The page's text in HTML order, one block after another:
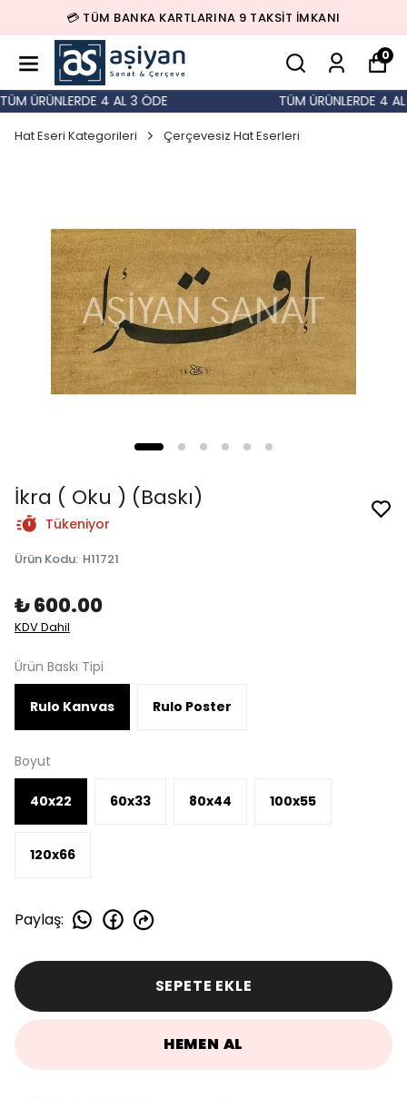
💳 TÜM BANKA KARTLARINA 9 TAKSİT İMKANI
0
ÜRÜNLERDE 4 AL 3 ÖDE TÜM ÜRÜNLERDE 4 AL
Hat Eseri Kategorileri Çerçevesiz Hat Eserleri
İkra ( Oku ) (Baskı)
Tükeniyor
Ürün Kodu: H11721
₺ 600.00
KDV Dahil
Ürün Baskı Tipi
Rulo Kanvas Rulo Poster
Boyut
40x22 60x33 80x44 100x55
120x66
Paylaş:
SEPETE EKLE
HEMEN AL